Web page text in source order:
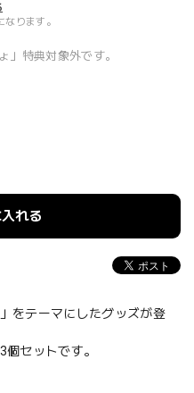
ります。
」特典対象外です。
れる
をテーマにしたグッズが登
セットです。